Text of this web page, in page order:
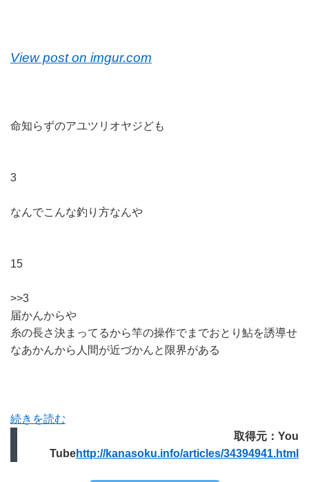
View post on imgur.com
命知らずのアユツリオヤジども
3
なんでこんな釣り方なんや
15
>>3
届かんからや
糸の長さ決まってるから竿の操作でまでおとり鮎を誘導せ
なあかんから人間が近づかんと限界がある
続きを読む
取得元：You
Tubehttp://kanasoku.info/articles/34394941.html